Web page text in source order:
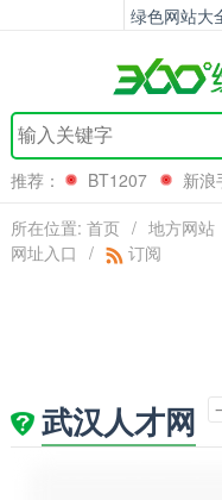
绿色网站大
推荐： BT1207 新浪
所在位置: 首页 / 地方网站
网址入口 / 订阅
武汉人才网